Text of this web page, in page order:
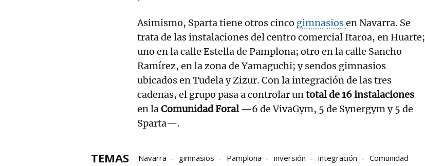
Asimismo, Sparta tiene otros cinco gimnasiosen Navarra. Se
trata de las instalaciones del centro comercial Itaroa, en Huarte;
uno en la calle Estella de Pamplona; otro en la calle Sancho
Ramírez, en la zona de Yamaguchi; y sendos gimnasios
ubicados en Tudela y Zizur. Con la integración de las tres
cadenas, el grupo pasa a controlar untotal de 16 instalaciones
en laComunidad Foral—6 de VivaGym, 5 de Synergym y 5 de
Sparta—.
TEMAS Navarra gimnasios Pamplona inversión integración Comunidad